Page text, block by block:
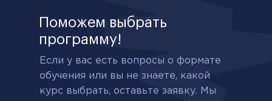
Поможем выбрать
программу!
Если у вас есть вопросы о формате
обучения или вы не знаете, какой
курс выбрать, оставьте заявку. Мы